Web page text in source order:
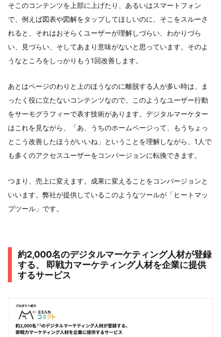
そこのコンテンツを上部に上げたり、あるいはスマートフォン
で、例えば図表や図解をタップしてほしいのに、そこをスルーさ
れると、それはおそらくユーザーが理解しづらい、わかりづら
い、見づらい、そしてあまり意味がないと思っています。そのよ
うなところをしっかりもう1回改善します。
あとはページのわりと上のほうなのに離脱する人が多い時は、ま
ったく役に立たないコンテンツなので、このようなユーザー行動
をサーモグラフィーで表す技術があります。デジタルマーケター
はこれを見ながら、「あ、うちのホームページって、もうちょっ
とこう改善したほうがいいね」ということを理解しながら、1人で
も多くのアクセスユーザーをコンバージョンに転換できます。
つまり、売上に変えます。成果に変えることをコンバージョンと
いいます。弊社が提供しているこのようなツールが「ヒートマッ
プツール」です。
約2,000名のデジタルマーケティング人材が登録
する、 即戦力マーケティング人材を企業に提供
するサービス